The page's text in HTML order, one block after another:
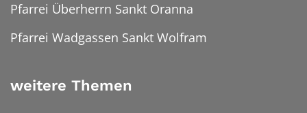
Pfarrei Überherrn Sankt Oranna
Pfarrei Wadgassen Sankt Wolfram
weitere Themen